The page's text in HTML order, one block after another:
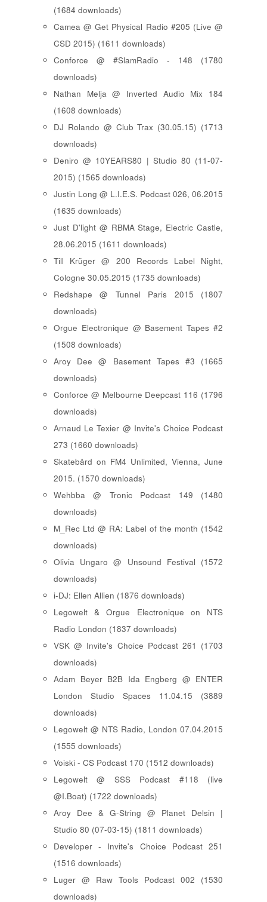
(1684 downloads)
Camea @ Get Physical Radio #205 (Live @
CSD 2015) (1611 downloads)
Conforce @ #SlamRadio - 148 (1780
downloads)
Nathan Melja @ Inverted Audio Mix 184
(1608 downloads)
DJ Rolando @ Club Trax (30.05.15) (1713
downloads)
Deniro @ 10YEARS80 | Studio 80 (11-07-
2015) (1565 downloads)
Justin Long @ L.I.E.S. Podcast 026, 06.2015
(1635 downloads)
Just D'light @ RBMA Stage, Electric Castle,
28.06.2015 (1611 downloads)
Till Krüger @ 200 Records Label Night,
Cologne 30.05.2015 (1735 downloads)
Redshape @ Tunnel Paris 2015 (1807
downloads)
Orgue Electronique @ Basement Tapes #2
(1508 downloads)
Aroy Dee @ Basement Tapes #3 (1665
downloads)
Conforce @ Melbourne Deepcast 116 (1796
downloads)
Arnaud Le Texier @ Invite's Choice Podcast
273 (1660 downloads)
Skatebård on FM4 Unlimited, Vienna, June
2015. (1570 downloads)
Wehbba @ Tronic Podcast 149 (1480
downloads)
M_Rec Ltd @ RA: Label of the month (1542
downloads)
Olivia Ungaro @ Unsound Festival (1572
downloads)
i-DJ: Ellen Allien (1876 downloads)
Legowelt & Orgue Electronique on NTS
Radio London (1837 downloads)
VSK @ Invite's Choice Podcast 261 (1703
downloads)
Adam Beyer B2B Ida Engberg @ ENTER
London Studio Spaces 11.04.15 (3889
downloads)
Legowelt @ NTS Radio, London 07.04.2015
(1555 downloads)
Voiski - CS Podcast 170 (1512 downloads)
Legowelt @ SSS Podcast #118 (live
@I.Boat) (1722 downloads)
Aroy Dee & G-String @ Planet Delsin |
Studio 80 (07-03-15) (1811 downloads)
Developer - Invite's Choice Podcast 251
(1516 downloads)
Luger @ Raw Tools Podcast 002 (1530
downloads)